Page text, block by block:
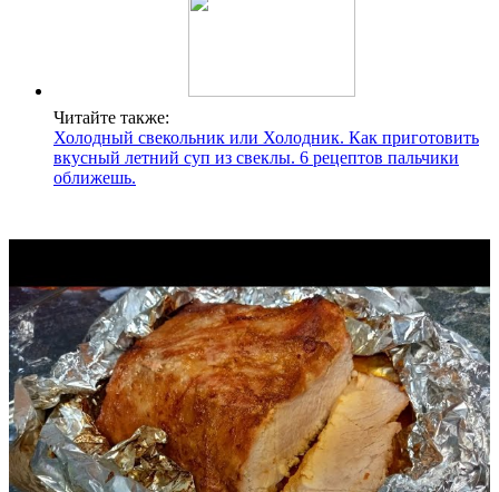
Читайте также:
Холодный свекольник или Холодник. Как приготовить
вкусный летний суп из свеклы. 6 рецептов пальчики
оближешь.